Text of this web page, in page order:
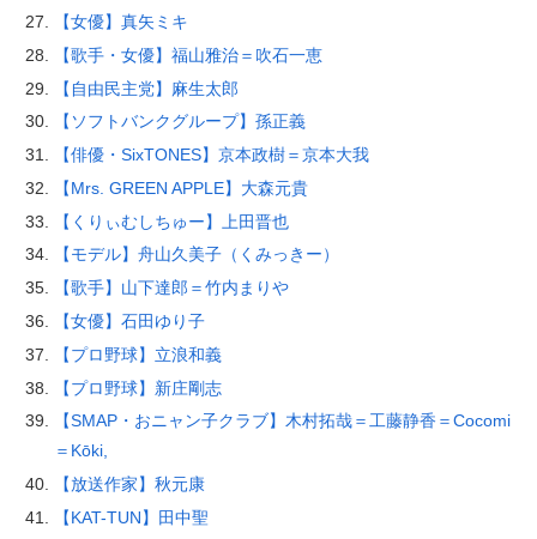
【女優】真矢ミキ
【歌手・女優】福山雅治＝吹石一恵
【自由民主党】麻生太郎
【ソフトバンクグループ】孫正義
【俳優・SixTONES】京本政樹＝京本大我
【Mrs. GREEN APPLE】大森元貴
【くりぃむしちゅー】上田晋也
【モデル】舟山久美子（くみっきー）
【歌手】山下達郎＝竹内まりや
【女優】石田ゆり子
【プロ野球】立浪和義
【プロ野球】新庄剛志
【SMAP・おニャン子クラブ】木村拓哉＝工藤静香＝Cocomi
＝Kōki,
【放送作家】秋元康
【KAT-TUN】田中聖